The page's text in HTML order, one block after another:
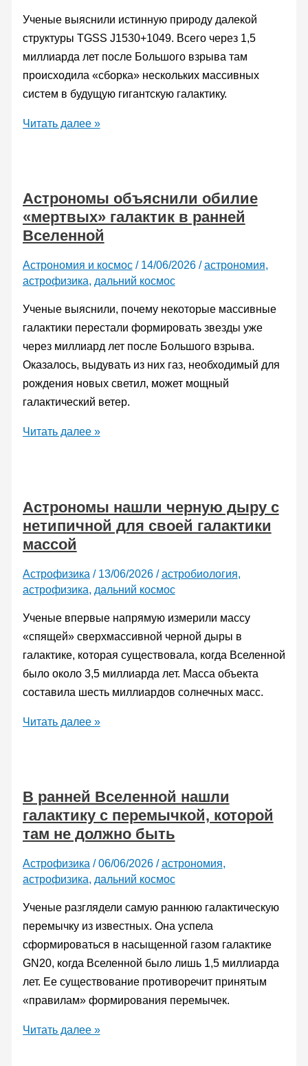
объекта
во
Вселенной
Ученые выяснили истинную природу далекой
структуры TGSS J1530+1049. Всего через 1,5
миллиарда лет после Большого взрыва там
происходила «сборка» нескольких массивных
систем в будущую гигантскую галактику.
Астрономы
гигантских
галактик
Читать далее »
Астрономы объяснили обилие
«мертвых» галактик в ранней
Вселенной
Астрономия и космос/ 14/06/2026 /астрономия,
астрофизика, дальний космос
Ученые выяснили, почему некоторые массивные
галактики перестали формировать звезды уже
через миллиард лет после Большого взрыва.
Оказалось, выдувать из них газ, необходимый для
рождения новых светил, может мощный
галактический ветер.
Астрономы
галактик
в
ранней
Читать далее »
Астрономы нашли черную дыру с
нетипичной для своей галактики
массой
Астрофизика / 13/06/2026 /астробиология,
астрофизика, дальний космос
Ученые впервые напрямую измерили массу
«спящей» сверхмассивной черной дыры в
галактике, которая существовала, когда Вселенной
было около 3,5 миллиарда лет. Масса объекта
составила шесть миллиардов солнечных масс.
Астрономы
с
нетипичной
для
галактики
массой
Читать далее »
В ранней Вселенной нашли
галактику с перемычкой, которой
там не должно быть
Астрофизика /06/06/2026 /астрономия,
астрофизика, дальний космос
Ученые разглядели самую раннюю галактическую
перемычку из известных. Она успела
сформироваться в насыщенной газом галактике
GN20, когда Вселенной было лишь 1,5 миллиарда
лет. Ее существование противоречит принятым
«правилам» формирования перемычек.
В
Читать далее »